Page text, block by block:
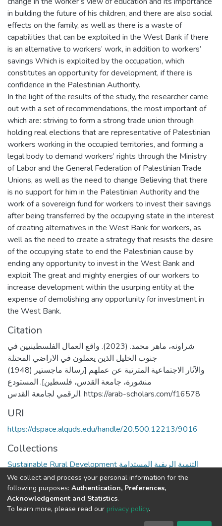
in building the future of his children, and there are also social
effects on the family, as well as there is a waste of
capabilities that can be exploited in the West Bank if there
is an alternative to workers’ work, in addition to workers’
savings Which is exploited by the occupation, which
constitutes an opportunity for development, if there is
confidence in the Palestinian Authority.
In the light of the results of the study, the researcher came
out with a set of recommendations, the most important of
which are: striving to form a strong trade union through
holding real elections that are representative of Palestinian
workers working in the occupied territories, and forming a
legal body to demand workers’ rights through the Ministry
of Labor and the General Federation of Palestinian Trade
Unions, as well as the need to change Believing that there
is no support for him in the Palestinian Authority and the
work of a sovereign fund for workers to invest their savings
after being transferred by the occupying state in the interest
of creating alternatives in the West Bank for workers, as
well as the need to create a strategy that resists the desire
of the occupying state to end the Palestinian cause by
ending any opportunity to invest in the West Bank and
exploit The great and mighty energies of our workers to
increase development within the usurping entity at the
expense of demolishing any opportunity for investment in
the West Bank.
Citation
شراونه، ماهر محمد. (2023). واقع العمال الفلسطينيين في
جنوب الخليل الذين يعملون في الاراضي المحتلة
(1948) والآثار الاجتماعية المترتبة عن عملهم [رسالة ماجستير
منشورة، جامعة القدس، فلسطين]. المستودع
الرقمي لجامعة القدس. https://arab-scholars.com/f16578
URI
https://dspace.alquds.edu/handle/20.500.12213/9016
Collections
Sustainable Rural Development التنمية الريفية المستدامة
Full item page
We collect and process your personal information for the
following purposes: Authentication, Preferences,
Acknowledgement and Statistics.
To learn more, please read our privacy policy.